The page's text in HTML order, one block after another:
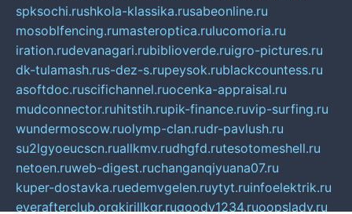
spksochi.rushkola-klassika.rusabeonline.ru
mosoblfencing.rumasteroptica.rulucomoria.ru
iration.rudevanagari.rubiblioverde.ruigro-pictures.ru
dk-tulamash.rus-dez-s.rupeysok.rublackcountess.ru
asoftdoc.ruscifichannel.ruocenka-appraisal.ru
mudconnector.ruhitstih.rupik-finance.ruvip-surfing.ru
wundermoscow.ruolymp-clan.rudr-pavlush.ru
su2lgyoeucscn.ruallkmv.rudhgfd.rutesotomeshell.ru
netoen.ruweb-digest.ruchanganqiyuana07.ru
kuper-dostavka.ruedemvgelen.ruytyt.ruinfoelektrik.ru
everafterclub.orgkirillkgr.rugoodv1234.ruoopslady.ru